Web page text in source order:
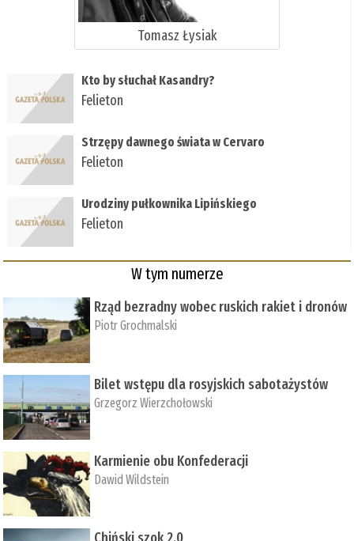
Tomasz Łysiak
Kto by słuchał Kasandry?
Felieton
Strzępy dawnego świata w Cervaro
Felieton
Urodziny pułkownika Lipińskiego
Felieton
W tym numerze
Rząd bezradny wobec ruskich rakiet i dronów
Piotr Grochmalski
Bilet wstępu dla rosyjskich sabotażystów
Grzegorz Wierzchołowski
Karmienie obu Konfederacji
Dawid Wildstein